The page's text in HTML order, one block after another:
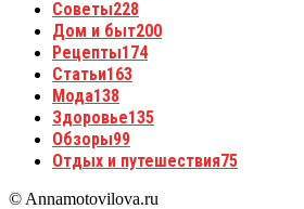
Советы228
Дом и быт200
Рецепты174
Статьи163
Мода138
Здоровье135
Обзоры99
Отдых и путешествия75
© Annamotovilova.ru